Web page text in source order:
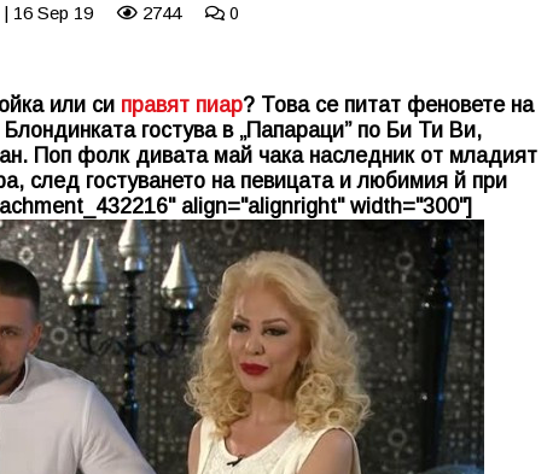
| 16 Sep 19 2744 0
или си правят пиар? Това се питат феновете на
гостува в „Папараци” по Би Ти Ви,
Поп фолк дивата май чака наследник от младият
след гостуването на певицата и любимия й при
align="alignright" width="300"]